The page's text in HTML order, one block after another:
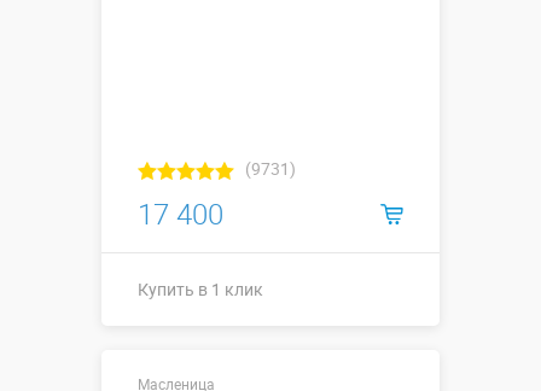
(9731)
17 400
Купить в 1 клик
Масленица